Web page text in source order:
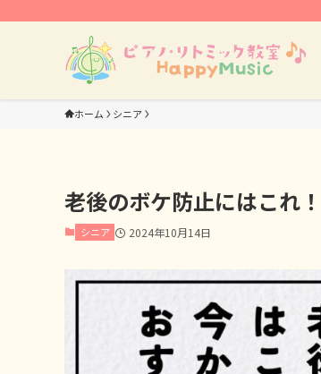
ホーム シニア
老後のボケ防止にはこれ
シニア 2024年10月14日